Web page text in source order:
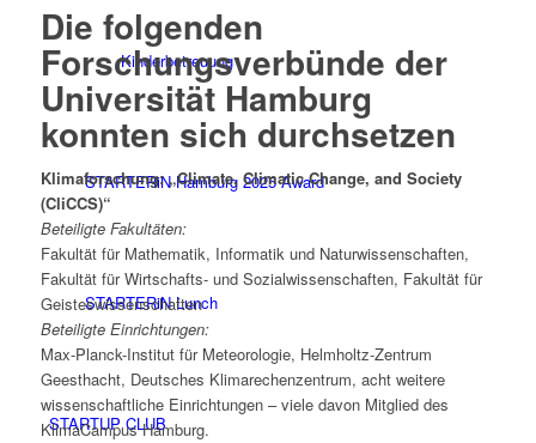
Kinderbetreuung
STARTERiN Hamburg 2025 Award
STARTERiN Lunch
STARTUP CLUB
Die folgenden
Forschungsverbünde der
Universität Hamburg
konnten sich durchsetzen
Klimaforschung: „Climate, Climatic Change, and Society
(CliCCS)“
Beteiligte Fakultäten:
Fakultät für Mathematik, Informatik und Naturwissenschaften,
Fakultät für Wirtschafts- und Sozialwissenschaften, Fakultät für
Geisteswissenschaften
Beteiligte Einrichtungen:
Max-Planck-Institut für Meteorologie, Helmholtz-Zentrum
Geesthacht, Deutsches Klimarechenzentrum, acht weitere
wissenschaftliche Einrichtungen – viele davon Mitglied des
KlimaCampus Hamburg.